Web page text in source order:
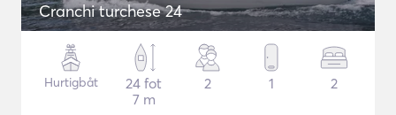
Cranchi turchese 24
Hurtigbåt
24 fot
7 m
2 1 2